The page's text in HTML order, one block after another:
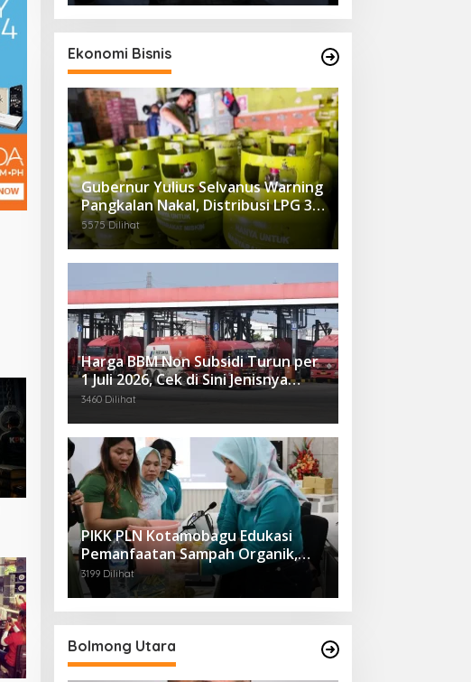
Ekonomi Bisnis
Gubernur Yulius Selvanus Warning
Pangkalan Nakal, Distribusi LPG 3
Kg Kembali Diawasi Ketat
5575 Dilihat
Harga BBM Non Subsidi Turun per
1 Juli 2026, Cek di Sini Jenisnya…
3460 Dilihat
PIKK PLN Kotamobagu Edukasi
Pemanfaatan Sampah Organik,
Dorong Gaya Hidup Ramah
Lingkungan
3199 Dilihat
Bolmong Utara